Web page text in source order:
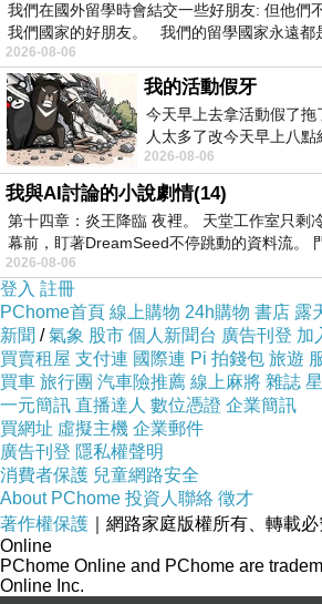
了，就心煩！
而我，則是他炫耀的資產，看到
你越賣力，就越顯得‥他以前窮
我越嬌貴，就越顯得‥他現在富
你啊！早就該消失了！」
傍晚——
主人在客廳裡，聽著金絲雀唱
嘴。
老牛躲在陰影裡，看著自己乾
地，看著這座，他曾親手幫忙打下
※寓意
這是一個關於「功臣遭棄」與
悲劇，探討現實生活中，「共患
的人性百態。
世態炎涼，人心易變。
許多人，在艱苦時，依仗實力
足時，追求虛榮與享樂。
對於那些，曾同甘共苦的
配」，成功者，往往因為‥他們
酸過去，反而產生排斥感；而那
我們在國外留學時會結交一些好朋友: 但他們
我們國家的好朋友。 我們的留學國家永遠都
2026-08-06
我的活動假牙
今天早上去拿活動假了
人太多了改今天早上八
去西螺農會~回到莿桐都8
2026-08-06
我與AI討論的小說劇情(14)
第十四章：炎王降臨 夜裡。 天堂工作室只剩
幕前，盯著DreamSeed不停跳動的資料流。
2026-08-06
登入 註冊
PChome首頁 線上購物 24h購物 書店 露
新聞 /氣象 股市 個人新聞台 廣告刊登 加
買賣租屋 支付連 國際連 Pi 拍錢包 旅遊
買車 旅行團 汽車險推薦 線上麻將 雜誌
一元簡訊 直播達人 數位憑證 企業簡訊
買網址 虛擬主機 企業郵件
廣告刊登 隱私權聲明
消費者保護 兒童網路安全
About PChome 投資人聯絡 徵才
著作權保護 ｜網路家庭版權所有、轉載必
Online
PChome Online and PChome are
Online Inc.